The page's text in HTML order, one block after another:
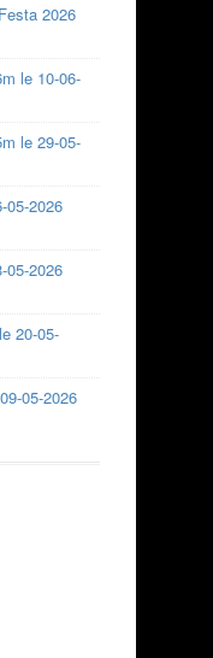
2026
le 10-06-
le 29-05-
05-2026
05-2026
20-05-
05-2026